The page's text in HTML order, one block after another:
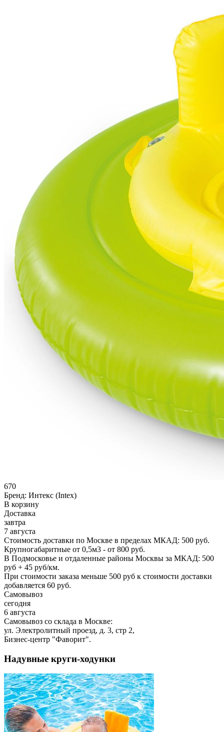
670
Бренд: Интекс (Intex)
В корзину
Доставка
завтра
7 августа
Стоимость доставки по Москве в пределах МКАД: 500 руб.
Крупногабаритные от 0,5м3 - от 800 руб.
В Подмосковье и отдаленные районы Москвы за МКАД: 500
руб + 45 руб/км.
При стоимости заказа меньше 500 руб к стоимости доставки
добавляется 60 руб.
Самовывоз
сегодня
6 августа
Самовывоз со склада в Москве:
ул. Электролитный проезд, д. 3, стр 2,
Бизнес-центр "Фаворит".
Надувные круги-ходунки